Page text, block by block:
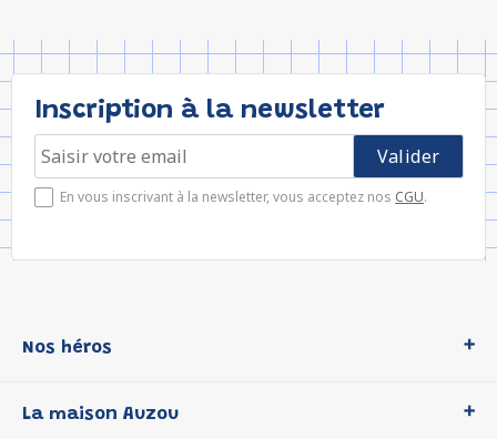
Inscription à la newsletter
En vous inscrivant à la newsletter, vous acceptez nos CGU.
Nos héros
P'tit Loup
La maison Auzou